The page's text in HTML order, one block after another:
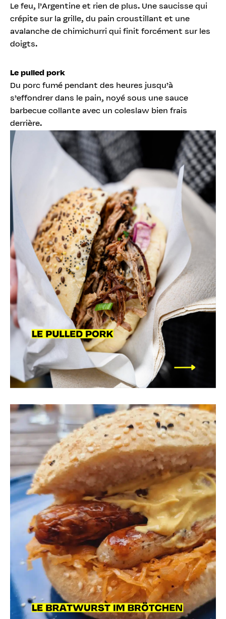
Le feu, l’Argentine et rien de plus. Une saucisse qui
crépite sur la grille, du pain croustillant et une
avalanche de chimichurri qui finit forcément sur les
doigts.
Le pulled pork
Du porc fumé pendant des heures jusqu’à
s’effondrer dans le pain, noyé sous une sauce
barbecue collante avec un coleslaw bien frais
derrière.